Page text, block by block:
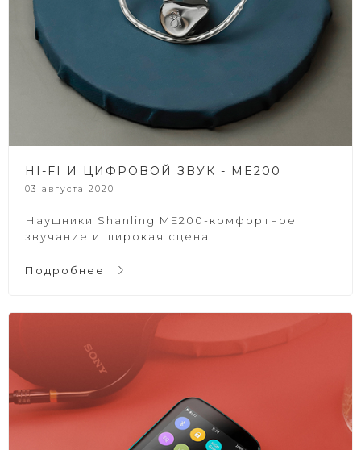
HI-FI И ЦИФРОВОЙ ЗВУК - ME200
03 августа 2020
Наушники Shanling ME200-комфортное
звучание и широкая сцена
Подробнее